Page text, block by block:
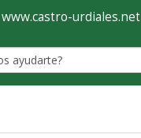
www.castro-urdiales.net
Label